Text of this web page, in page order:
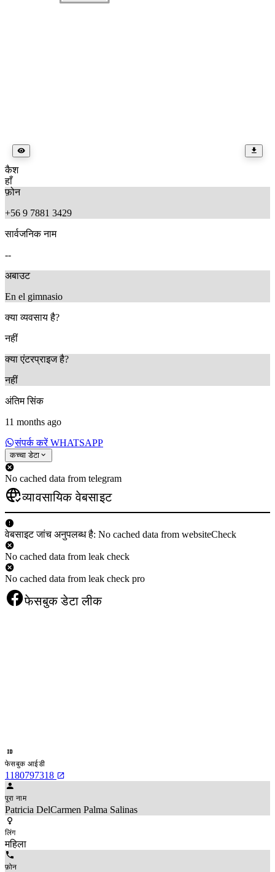
कैश
हाँ
फ़ोन
+56 9 7881 3429
सार्वजनिक नाम
--
अबाउट
En el gimnasio
क्या व्यवसाय है?
नहीं
क्या एंटरप्राइज है?
नहीं
अंतिम सिंक
11 months ago
संपर्क करें WHATSAPP
कच्चा डेटा
No cached data from telegram
व्यावसायिक वेबसाइट
वेबसाइट जांच अनुपलब्ध है: No cached data from websiteCheck
No cached data from leak check
No cached data from leak check pro
फेसबुक डेटा लीक
फेसबुक आईडी
1180797318
पूरा नाम
Patricia DelCarmen Palma Salinas
लिंग
महिला
फ़ोन